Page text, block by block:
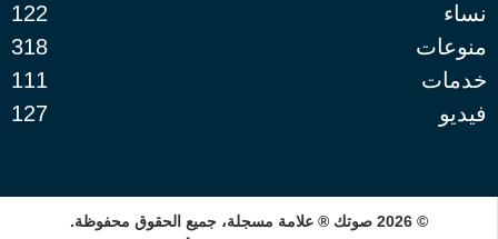
نساء
122
منوعات
318
خدمات
111
فيديو
127
© 2026 صوتك ® علامة مسجلة، جميع الحقوق محفوظة.